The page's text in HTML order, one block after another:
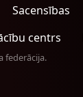
Sacensības
centrs
federācija.